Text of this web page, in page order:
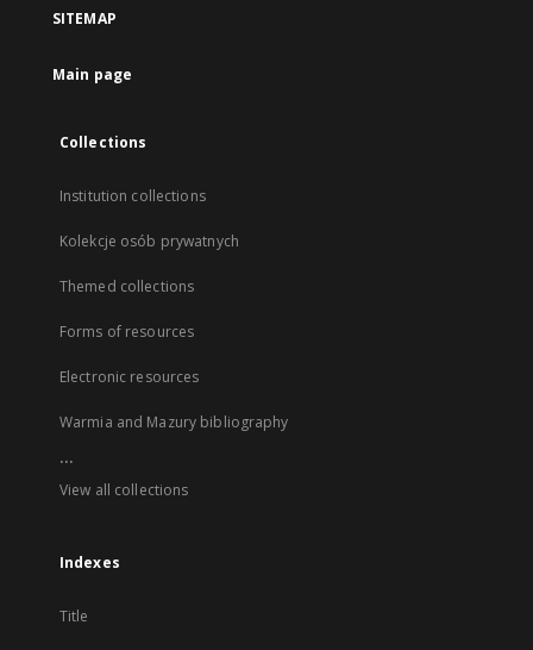
SITEMAP
Main page
Collections
Institution collections
Kolekcje osób prywatnych
Themed collections
Forms of resources
Electronic resources
Warmia and Mazury bibliography
...
View all collections
Indexes
Title